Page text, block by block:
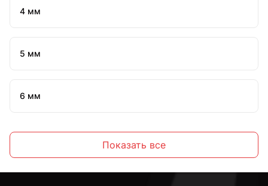
4 мм
5 мм
6 мм
Показать все